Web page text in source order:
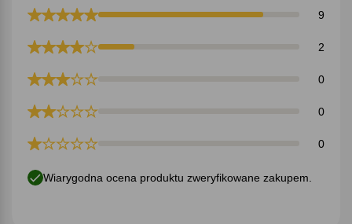
9
2
0
0
0
Wiarygodna ocena produktu zweryfikowane zakupem.